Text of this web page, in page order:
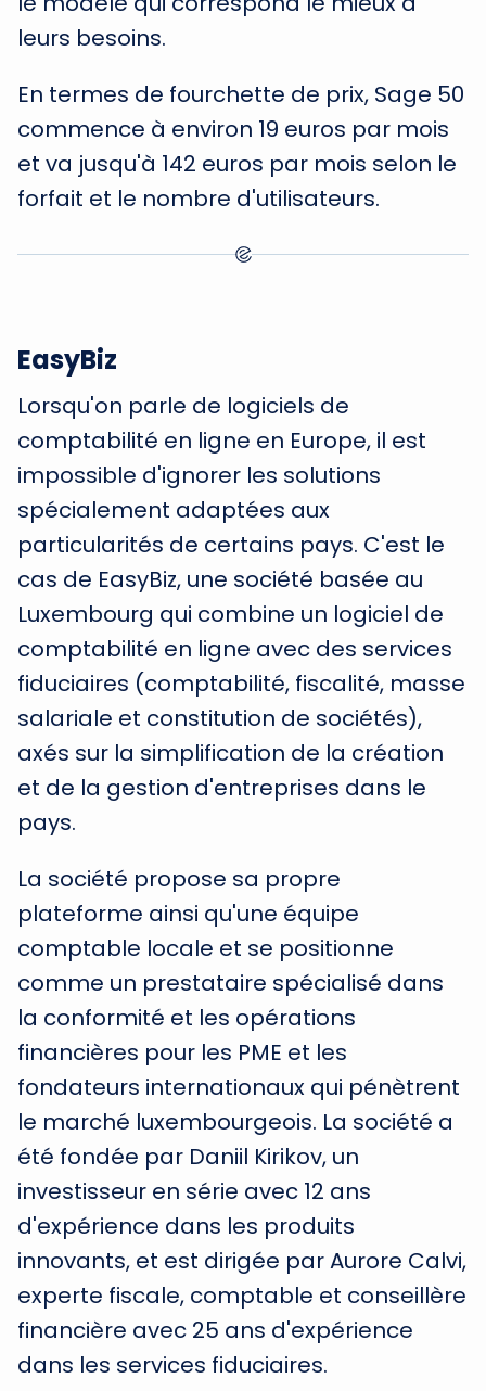
leurs besoins.
En termes de fourchette de prix, Sage 50
commence à environ 19 euros par mois
et va jusqu'à 142 euros par mois selon le
forfait et le nombre d'utilisateurs.
EasyBiz
Lorsqu'on parle de logiciels de
comptabilité en ligne en Europe, il est
impossible d'ignorer les solutions
spécialement adaptées aux
particularités de certains pays. C'est le
cas de EasyBiz, une société basée au
Luxembourg qui combine un logiciel de
comptabilité en ligne avec des services
fiduciaires (comptabilité, fiscalité, masse
salariale et constitution de sociétés),
axés sur la simplification de la création
et de la gestion d'entreprises dans le
pays.
La société propose sa propre
plateforme ainsi qu'une équipe
comptable locale et se positionne
comme un prestataire spécialisé dans
la conformité et les opérations
financières pour les PME et les
fondateurs internationaux qui pénètrent
le marché luxembourgeois. La société a
été fondée par Daniil Kirikov, un
investisseur en série avec 12 ans
d'expérience dans les produits
innovants, et est dirigée par Aurore Calvi,
experte fiscale, comptable et conseillère
financière avec 25 ans d'expérience
dans les services fiduciaires.